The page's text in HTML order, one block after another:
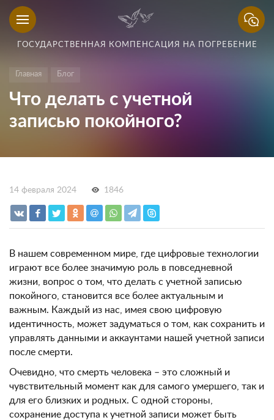
ГОСУДАРСТВЕННАЯ КОМПЕНСАЦИЯ НА ПОГРЕБЕНИЕ
Главная Блог
Что делать с учетной
записью покойного?
14 февраля 2024 1846
В нашем современном мире, где цифровые технологии
играют все более значимую роль в повседневной
жизни, вопрос о том, что делать с учетной записью
покойного, становится все более актуальным и
важным. Каждый из нас, имея свою цифровую
идентичность, может задуматься о том, как сохранить и
управлять данными и аккаунтами нашей учетной записи
после смерти.
Очевидно, что смерть человека – это сложный и
чувствительный момент как для самого умершего, так и
для его близких и родных. С одной стороны,
сохранение доступа к учетной записи может быть